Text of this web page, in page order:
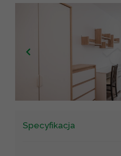
Specyfikacja